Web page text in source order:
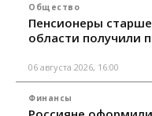
Общество
Пенсионеры
области получили
06 августа 2026, 16:00
Финансы